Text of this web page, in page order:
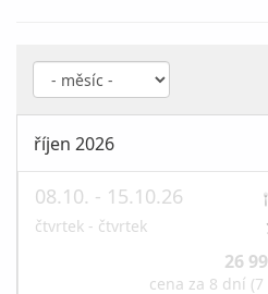
říjen 2026
08.10. - 15.10.26
čtvrtek - čtvrtek
26
cena za 8 dní (7